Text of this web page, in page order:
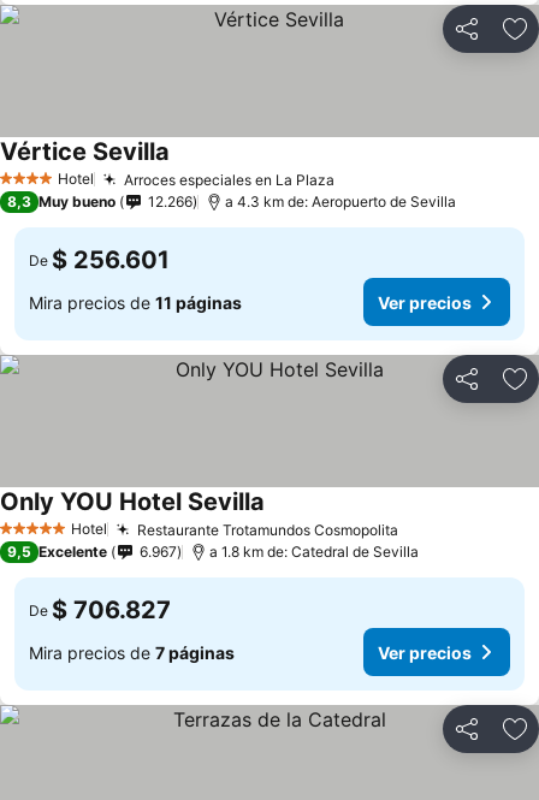
Compartir
4 EstrellasHotel Arroces especiales en La Plaza
Vértice Sevilla
8,3 Muy bueno 12.266 a 4.3 km de: Aeropuerto de Sevilla
De $ 256.601
Mira precios de 11 páginas Ver precios
Compartir
5 Estrellas Hotel Restaurante Trotamundos Cosmopolita
Only YOU Hotel Sevilla
9,5 Excelente 6.967 a 1.8 km de: Catedral de Sevilla
De $ 706.827
Mira precios de 7 páginas Ver precios
Compartir